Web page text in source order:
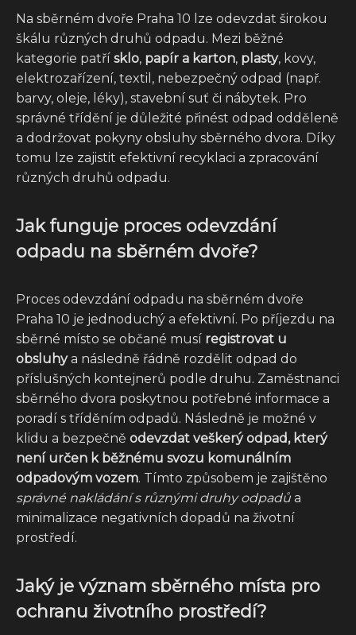
Na sběrném dvoře Praha 10 lze odevzdat širokou
škálu různých druhů odpadu. Mezi běžné
kategorie patří sklo, papír a karton, plasty, kovy,
elektrozařízení, textil, nebezpečný odpad (např.
barvy, oleje, léky), stavební suť či nábytek. Pro
správné třídění je důležité přinést odpad odděleně
a dodržovat pokyny obsluhy sběrného dvora. Díky
tomu lze zajistit efektivní recyklaci a zpracování
různých druhů odpadu.
Jak funguje proces odevzdání
odpadu na sběrném dvoře?
Proces odevzdání odpadu na sběrném dvoře
Praha 10 je jednoduchý a efektivní. Po příjezdu na
sběrné místo se občané musí registrovat u
obsluhya následně řádně rozdělit odpad do
příslušných kontejnerů podle druhu. Zaměstnanci
sběrného dvora poskytnou potřebné informace a
poradí s tříděním odpadů. Následně je možné v
klidu a bezpečně odevzdat veškerý odpad, který
není určen k běžnému svozu komunálním
odpadovým vozem. Tímto způsobem je zajištěno
správné nakládání s různými druhy odpadů a
minimalizace negativních dopadů na životní
prostředí.
Jaký je význam sběrného místa pro
ochranu životního prostředí?